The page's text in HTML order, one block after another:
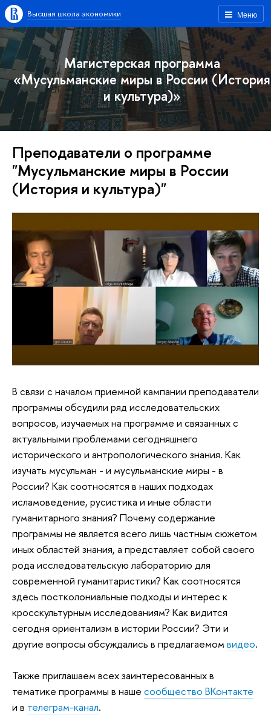
Меню
Высшая школа экономики
Магистерская программа
«Мусульманские миры в России (История
и культура)»
Преподаватели о программе
"Мусульманские миры в России
(История и культура)"
В связи с началом приемной кампании преподаватели
программы обсудили ряд исследовательских
вопросов, изучаемых на программе и связанных с
актуальными проблемами сегодняшнего
исторического и антропологического знания. Как
изучать мусульман - и мусульманские миры - в
России? Как соотносятся в наших подходах
исламоведение, русистика и иные области
гуманитарного знания? Почему содержание
программы не является всего лишь частным сюжетом
иных областей знания, а представляет собой своего
рода исследовательскую лабораторию для
современной гуманитаристики? Как соотносятся
здесь постколониальные подходы и интерес к
кросскультурным исследованиям? Как видится
сегодня ориентализм в истории России? Эти и
другие вопросы обсуждались в предлагаемом видео.
Также приглашаем всех заинтересованных в
тематике программы в наше сообщество ВКонтакте
и в телеграм-канал.